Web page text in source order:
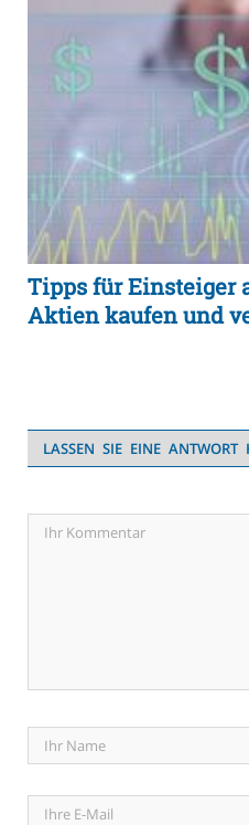
Tipps für Einsteiger
Aktien kaufen und
LASSEN SIE EINE ANTWORT